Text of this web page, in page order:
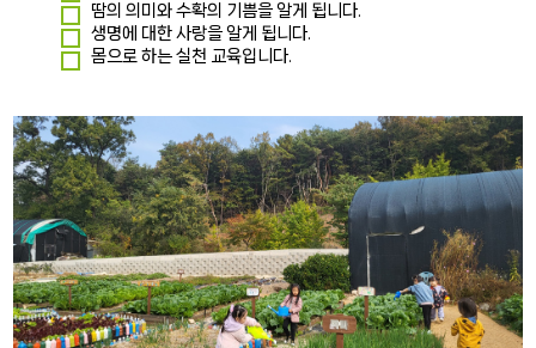
땀의 의미와 수확의 기쁨을 알게 됩니다.
생명에 대한 사랑을 알게 됩니다.
몸으로 하는 실천 교육입니다.